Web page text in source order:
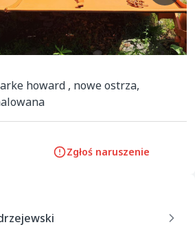
howard , nowe ostrza,
Zgłoś naruszenie